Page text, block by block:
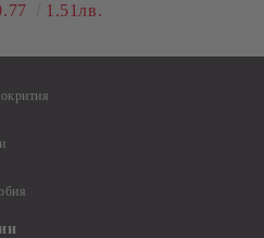
1.51лв.